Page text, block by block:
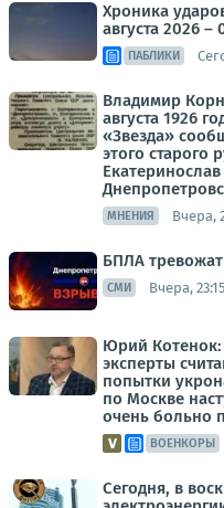
Хроника
августа 2026 –
ПАБЛИКИ
Владимир
августа 1926
«Звезда»
этого старого
МНЕНИЯ Вчера,
БПЛА
СМИ Вчера, 23:15
Юрий
эксперты
попытки
по Москве
очень больно
ВОЕНКОРЫ
Сегодня, в